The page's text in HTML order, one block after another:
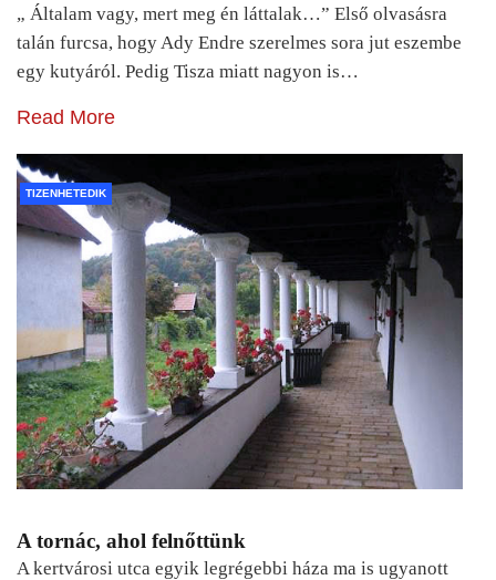
„ Általam vagy, mert meg én láttalak…” Első olvasásra
talán furcsa, hogy Ady Endre szerelmes sora jut eszembe
egy kutyáról. Pedig Tisza miatt nagyon is…
Read More
TIZENHETEDIK
A tornác, ahol felnőttünk
A kertvárosi utca egyik legrégebbi háza ma is ugyanott